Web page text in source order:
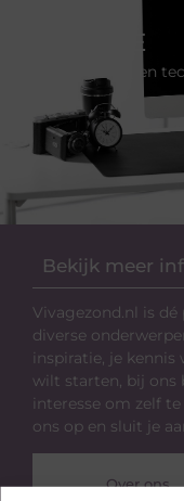
Bekijk meer
Vivagezond.nl is
diverse
inspiratie, je
wilt starten, bij ons
interesse om zelf
ons op en sluit je
Over ons
VORIGE